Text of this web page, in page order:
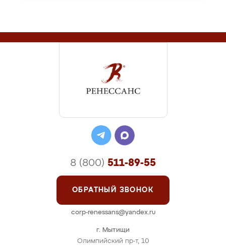
г. Мытищи
Олимпийский пр-т, 10
8 (800) 511-89-55
ОБРАТНЫЙ ЗВОНОК
corp-renessans@yandex.ru